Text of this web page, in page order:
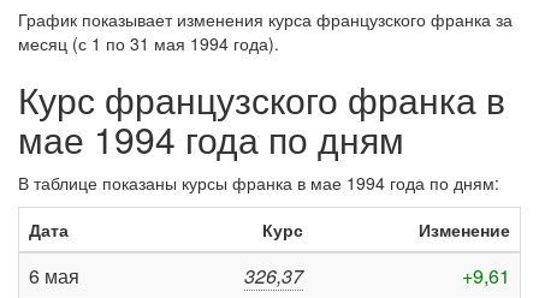
График показывает изменения курса французского франка за
месяц (с 1 по 31 мая 1994 года).
Курс французского франка в
мае 1994 года по дням
В таблице показаны курсы франка в мае 1994 года по дням:
Дата
Курс Изменение
6 мая 326,37
+9,61